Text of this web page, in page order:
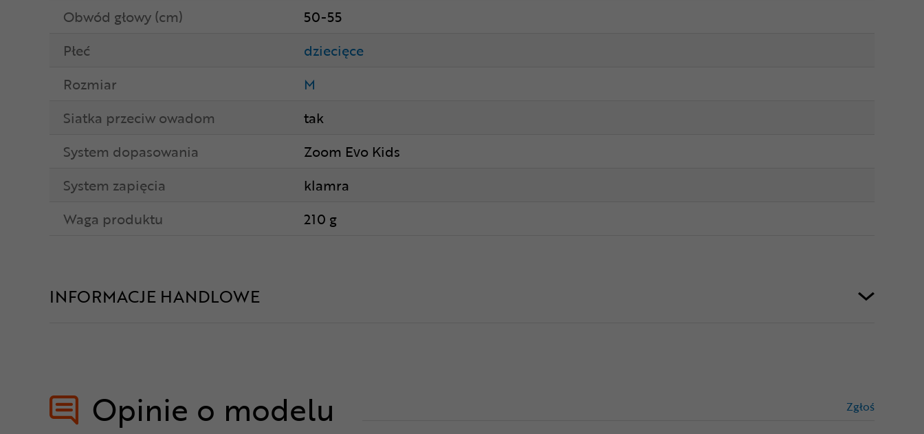
Obwód głowy (cm)
50-55
Płeć
dziecięce
Rozmiar
M
Siatka przeciw owadom
tak
System dopasowania
Zoom Evo Kids
System zapięcia
klamra
Waga produktu
210 g
INFORMACJE HANDLOWE
Opinie o modelu Zgłoś